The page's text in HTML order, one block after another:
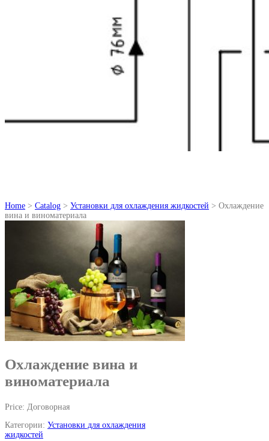
Home > Catalog > Установки для охлаждения жидкостей > Охлаждение
вина и виноматериала
Охлаждение вина и
виноматериала
Price: Договорная
Категории: Установки для охлаждения
жидкостей